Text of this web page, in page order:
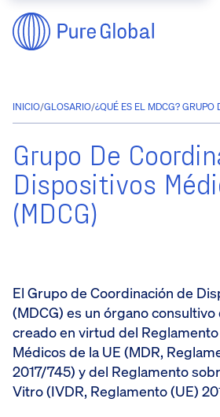
INICIO/GLOSARIO/¿QUÉ ES EL MDCG? GRUPO
Grupo De
Dispositivos
(MDCG)
El Grupo de Coordinación de
(MDCG) es un órgano
creado en virtud del
Médicos de la UE (MDR,
2017/745) y del Reglamento
Vitro (IVDR, Reglamento (UE)